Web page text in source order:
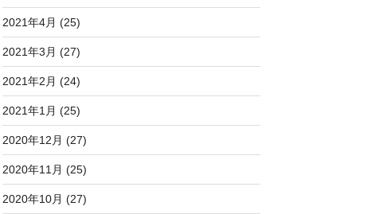
2021年4月 (25)
2021年3月 (27)
2021年2月 (24)
2021年1月 (25)
2020年12月 (27)
2020年11月 (25)
2020年10月 (27)